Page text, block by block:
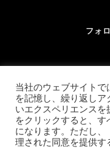
フォ
Copyright © 2026 レンタ
当社のウェブサイト
を記憶し、繰り返し
いエクスペリエンスを
をクリックすると、
になります。ただし
理された同意を提供す